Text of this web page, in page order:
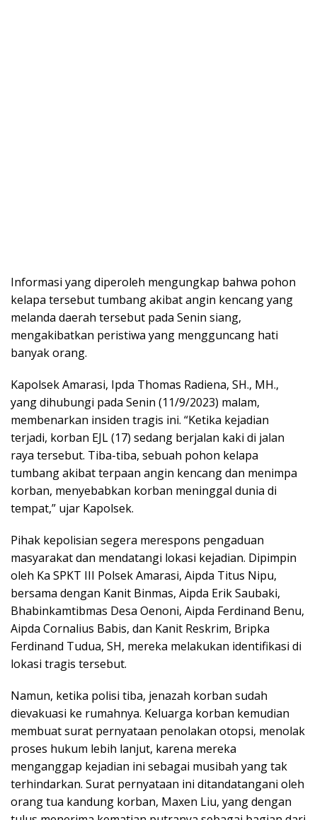
Informasi yang diperoleh mengungkap bahwa pohon
kelapa tersebut tumbang akibat angin kencang yang
melanda daerah tersebut pada Senin siang,
mengakibatkan peristiwa yang mengguncang hati
banyak orang.
Kapolsek Amarasi, Ipda Thomas Radiena, SH., MH.,
yang dihubungi pada Senin (11/9/2023) malam,
membenarkan insiden tragis ini. “Ketika kejadian
terjadi, korban EJL (17) sedang berjalan kaki di jalan
raya tersebut. Tiba-tiba, sebuah pohon kelapa
tumbang akibat terpaan angin kencang dan menimpa
korban, menyebabkan korban meninggal dunia di
tempat,” ujar Kapolsek.
Pihak kepolisian segera merespons pengaduan
masyarakat dan mendatangi lokasi kejadian. Dipimpin
oleh Ka SPKT III Polsek Amarasi, Aipda Titus Nipu,
bersama dengan Kanit Binmas, Aipda Erik Saubaki,
Bhabinkamtibmas Desa Oenoni, Aipda Ferdinand Benu,
Aipda Cornalius Babis, dan Kanit Reskrim, Bripka
Ferdinand Tudua, SH, mereka melakukan identifikasi di
lokasi tragis tersebut.
Namun, ketika polisi tiba, jenazah korban sudah
dievakuasi ke rumahnya. Keluarga korban kemudian
membuat surat pernyataan penolakan otopsi, menolak
proses hukum lebih lanjut, karena mereka
menganggap kejadian ini sebagai musibah yang tak
terhindarkan. Surat pernyataan ini ditandatangani oleh
orang tua kandung korban, Maxen Liu, yang dengan